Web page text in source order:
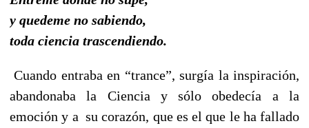
y quedeme no sabiendo,
toda ciencia trascendiendo.
Cuando entraba en “trance”, surgía la inspiración,
abandonaba la Ciencia y sólo obedecía a la
emoción y a su corazón, que es el que le ha fallado